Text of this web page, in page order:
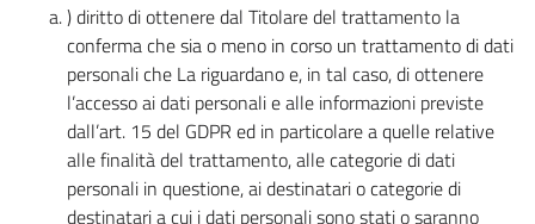
) diritto di ottenere dal Titolare del trattamento la
conferma che sia o meno in corso un trattamento di dati
personali che La riguardano e, in tal caso, di ottenere
l’accesso ai dati personali e alle informazioni previste
dall’art. 15 del GDPR ed in particolare a quelle relative
alle finalità del trattamento, alle categorie di dati
personali in questione, ai destinatari o categorie di
destinatari a cui i dati personali sono stati o saranno